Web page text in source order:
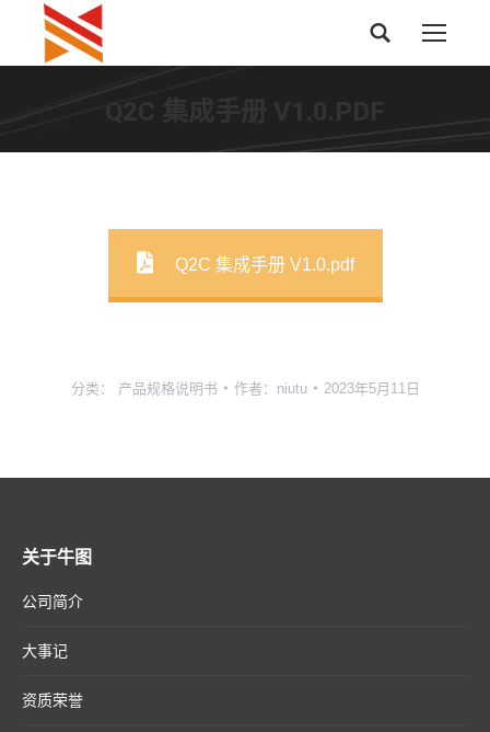
搜
Q2C 集成手册 V1.0.pdf
分类： 产品规格说明书 作者： niutu 2023年5月11日
关于牛图
公司简介
大事记
资质荣誉